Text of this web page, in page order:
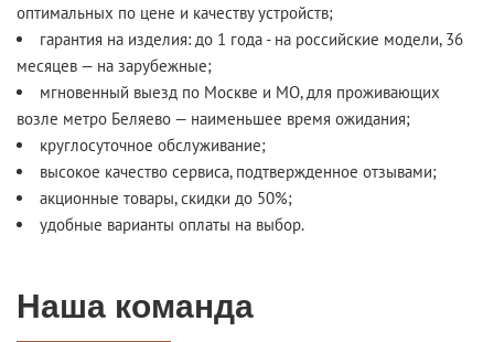
оптимальных по цене и качеству устройств;
гарантия на изделия: до 1 года - на российские модели, 36
месяцев — на зарубежные;
мгновенный выезд по Москве и МО, для проживающих
возле метро Беляево — наименьшее время ожидания;
круглосуточное обслуживание;
высокое качество сервиса, подтвержденное отзывами;
акционные товары, скидки до 50%;
удобные варианты оплаты на выбор.
Наша команда